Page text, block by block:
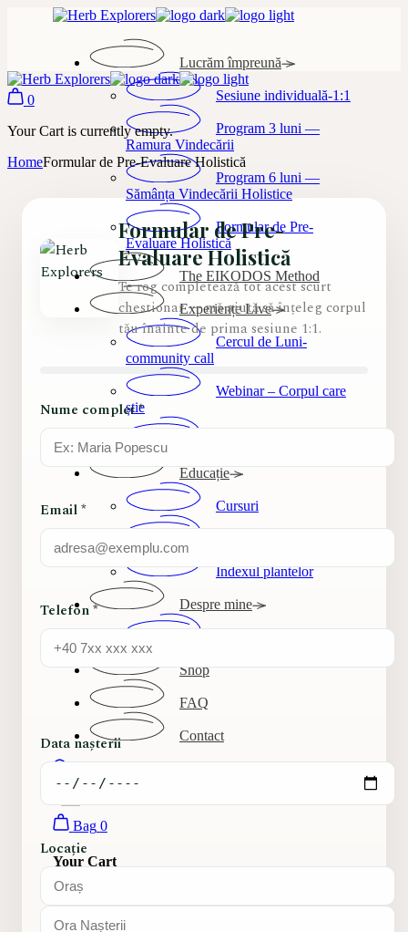
Lucrăm împreună
Sesiune individuală-1:1
Program 3 luni —
Ramura Vindecării
Program 6 luni —
Sămânța Vindecării Holistice
Formular de Pre-
Evaluare Holistică
The EIKODOS Method
Experiențe Live
Cercul de Luni-
community call
Webinar – Corpul care
știe
Educație
Cursuri
Indexul plantelor
Despre mine
Shop
FAQ
Contact
Bag 0
Your Cart
Your Cart is currently empty.
0
Your Cart is currently empty.
HomeFormular de Pre-Evaluare Holistică
Formular de Pre-
Evaluare Holistică
Te rog completează tot acest scurt
chestionar — mă ajută să înțeleg corpul
tău înainte de prima sesiune 1:1.
Nume complet *
Email *
Telefon *
Data nașterii
Locație